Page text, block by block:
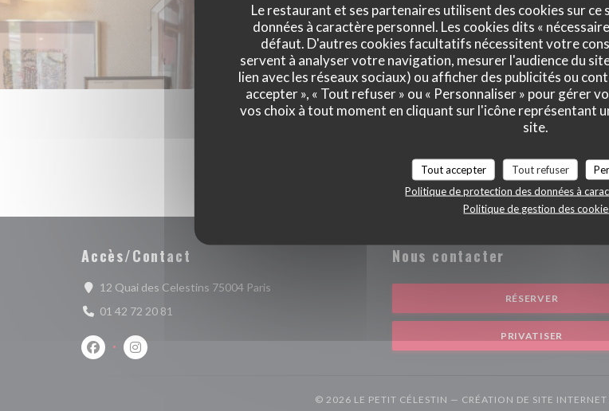
Le restaurant et ses partenaires utilisent des cookies sur
données à caractère personnel. Les cookies dits «
défaut. D'autres cookies facultatifs nécessitent votre
servent à analyser votre navigation, mesurer l'audience du
lien avec les réseaux sociaux) ou afficher des publicités ou
accepter », « Tout refuser » ou « Personnaliser » pour gérer
vos choix à tout moment en cliquant sur l'icône représentant
site.
Tout accepter Tout refuser
Politique de protection des données à
Politique de gestion des
Accès/Contact
12 Quai des Celestins 75004 Paris ((ouvre une nouvelle fenêtre))
01 42 72 20 81
Facebook ((ouvre une nouvelle fenêtre))
Instagram ((ouvre une nouvelle fenêtre))
Nous contacter
RÉSERVER
PRIVATISER
© 2026 LE PETIT CÉLESTIN — CRÉATION DE SITE INTERNET